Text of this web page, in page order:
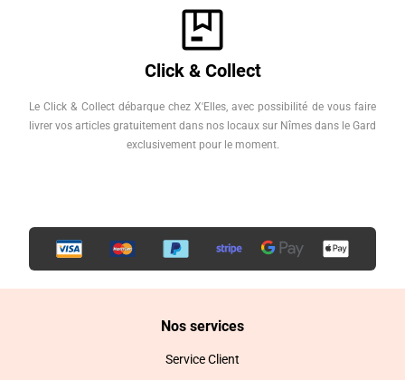
Click & Collect
Le Click & Collect débarque chez X'Elles, avec possibilité de vous faire
livrer vos articles gratuitement dans nos locaux sur Nîmes dans le Gard
exclusivement pour le moment.
Nos services
Service Client